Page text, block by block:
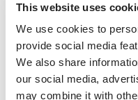
This website uses
We use cookies to
provide social media
We also share
our social media,
may combine it with
근할 수 있어 학습 경험이
대한 걱정이 있다면 각 센
택 옵션을 제공합니다.
IES Abroad 센터를 학문
은 호스트 국가에서 단순한